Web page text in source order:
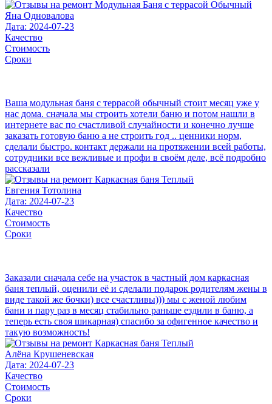
Яна Одновалова
Дата: 2024-07-23
Качество
Стоимость
Сроки
Ваша модульная баня с террасой обычный стоит месяц уже у
нас дома. сначала мы строить хотели баню и потом нашли в
интернете вас по счастливой случайности и конечно лучше
заказать готовую баню а не строить год .. ценники норм,
сделали быстро. контакт держали на протяжении всей работы,
сотрудники все вежливые и профи в своём деле, всё подробно
рассказали
Евгения Тотолина
Дата: 2024-07-23
Качество
Стоимость
Сроки
Заказали сначала себе на участок в частный дом каркасная
баня теплый, оценили её и сделали подарок родителям жены в
виде такой же бочки) все счастливы))) мы с женой любим
бани и пару раз в месяц стабильно раньше ездили в баню, а
теперь есть своя шикарная) спасибо за офигенное качество и
такую возможность!
Алёна Крушеневская
Дата: 2024-07-23
Качество
Стоимость
Сроки